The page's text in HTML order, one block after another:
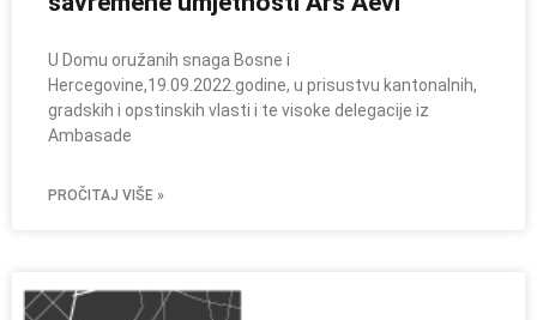
U Domu oružanih snaga Bosne i
Hercegovine,19.09.2022.godine, u prisustvu kantonalnih,
gradskih i opstinskih vlasti i te visoke delegacije iz
Ambasade
PROČITAJ VIŠE »